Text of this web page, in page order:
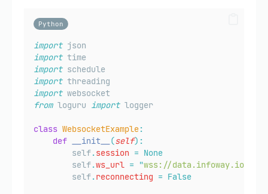
Python
import json
import time
import schedule
import threading
import websocket
from loguru import logger
class WebsocketExample:
def
__init__ (self):
        self
.session = None
        self
.ws_url = "wss://data.infoway.io/
        self
.reconnecting = False